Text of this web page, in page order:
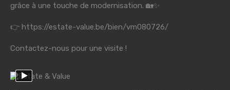
grâce à une touche de modernisation. 🏡✨
👉 https://estate-value.be/bien/vm080726/
Contactez-nous pour une visite !